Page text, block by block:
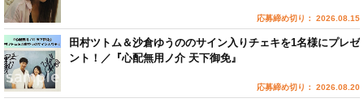
応募締め切り： 2026.08.15
田村ツトム＆沙倉ゆうののサイン入りチェキを1名様にプレゼ
ント！／『心配無用ノ介 天下御免』
応募締め切り： 2026.08.20